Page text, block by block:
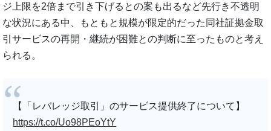
ジ上限を2倍まで引き下げるとの案も出るなど先行き不透明
な状況にある中、もともと規模が限定的だった同社証拠金取
引サービスの再開・継続が困難との判断に至ったものと考え
られる。
【「レバレッジ取引」のサービス提供終了について】
https://t.co/Uo98PEoYtY